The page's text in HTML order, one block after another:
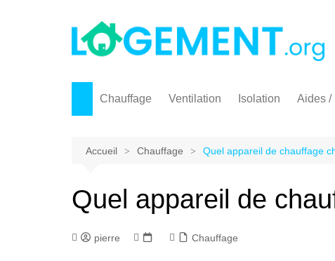
Chauffage
Chauffage solaire
Poêle à granulés / à pellet
Marque chauffage
Ventilation Isolation Aides /
Accueil Chauffage Quel appareil de chauffage
Quel appareil de
pierre Chauffage